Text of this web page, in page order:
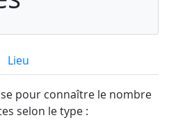
Lieu
pour connaître le nombre
selon le type :